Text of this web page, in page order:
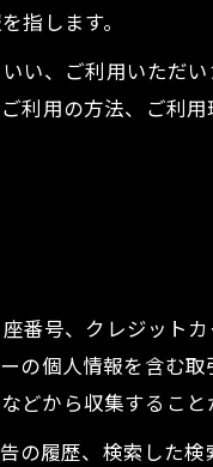
指します。
い、ご利用いただ
用の方法、ご利用
番号、クレジット
の個人情報を含む
から収集すること
の履歴、検索した検